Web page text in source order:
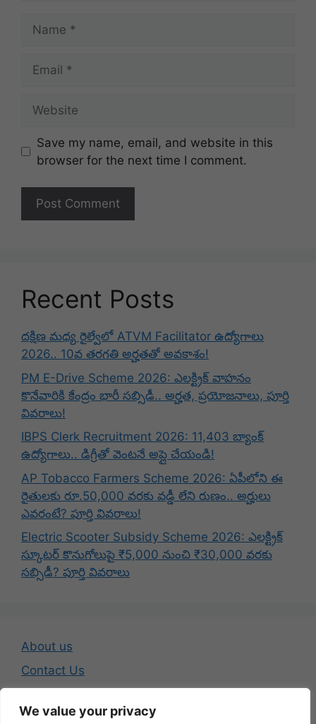
We value your privacy
Save my name, email, and website in this
browser for the next time I comment.
Recent Posts
దక్షిణ మధ్య రైల్వేలో ATVM Facilitator ఉద్యోగాలు
2026.. 10వ తరగతి అర్హతతో అవకాశం!
PM E-Drive Scheme 2026: ఎలక్ట్రిక్ వాహనం
కొనేవారికి కేంద్రం భారీ సబ్సిడీ.. అర్హత, ప్రయోజనాలు, పూర్తి
వివరాలు!
IBPS Clerk Recruitment 2026: 11,403 బ్యాంక్
ఉద్యోగాలు.. డిగ్రీతో వెంటనే అప్లై చేయండి!
AP Tobacco Farmers Scheme 2026: ఏపీలోని ఈ
రైతులకు రూ.50,000 వరకు వడ్డీ లేని రుణం.. అర్హులు
ఎవరంటే? పూర్తి వివరాలు!
Electric Scooter Subsidy Scheme 2026: ఎలక్ట్రిక్
స్కూటర్ కొనుగోలుపై ₹5,000 నుంచి ₹30,000 వరకు
సబ్సిడీ? పూర్తి వివరాలు
About us
Contact Us
Privacy Policy